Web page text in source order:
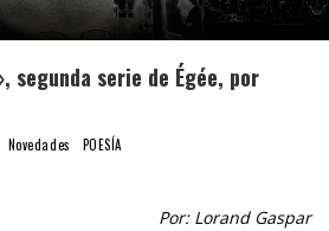
segunda serie de Égée, por
Novedades
POESÍA
Por: Lorand Gaspar